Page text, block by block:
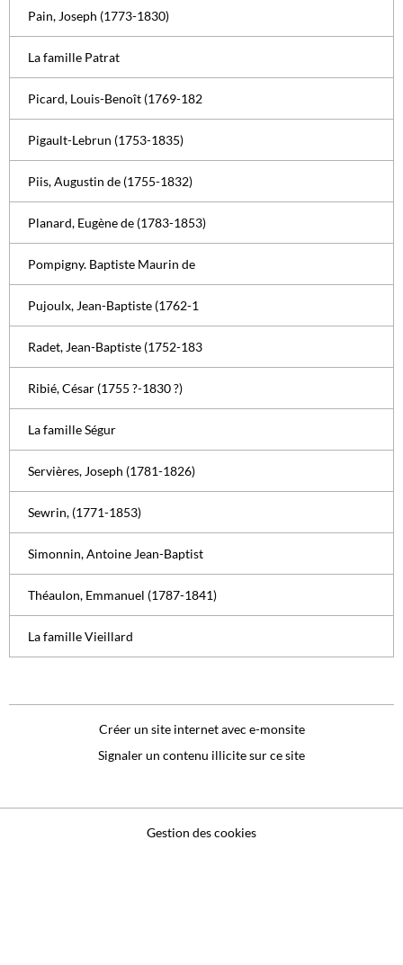
Pain, Joseph (1773-1830)
La famille Patrat
Picard, Louis-Benoît (1769-182
Pigault-Lebrun (1753-1835)
Piis, Augustin de (1755-1832)
Planard, Eugène de (1783-1853)
Pompigny. Baptiste Maurin de
Pujoulx, Jean-Baptiste (1762-1
Radet, Jean-Baptiste (1752-183
Ribié, César (1755 ?-1830 ?)
La famille Ségur
Servières, Joseph (1781-1826)
Sewrin, (1771-1853)
Simonnin, Antoine Jean-Baptist
Théaulon, Emmanuel (1787-1841)
La famille Vieillard
Créer un site internet avec e-monsite
Signaler un contenu illicite sur ce site
Gestion des cookies